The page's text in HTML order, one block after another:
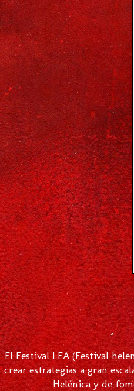
El Festival LEA (Festival
crear estrategias a gran
Helénica y de